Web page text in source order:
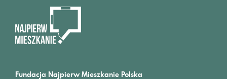
Fundacja Najpierw Mieszkanie Polska